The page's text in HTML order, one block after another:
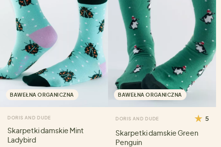
BAWEŁNA ORGANICZNA
DORIS AND DUDE
Skarpetki damskie Mint
Ladybird
BAWEŁNA ORGANICZNA
DORIS AND DUDE 5
Skarpetki damskie Green
Penguin